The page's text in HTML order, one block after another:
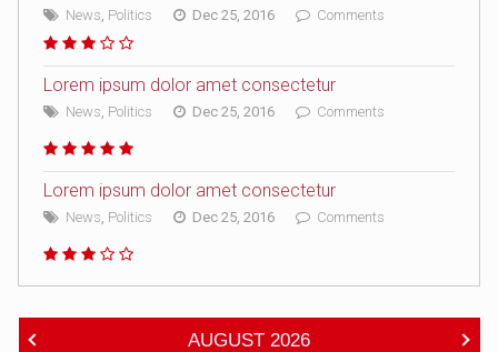
News Politics Dec 25, 2016 Comments
Lorem ipsum dolor amet consectetur
News Politics Dec 25, 2016 Comments
Lorem ipsum dolor amet consectetur
News Politics Dec 25, 2016 Comments
AUGUST 2026